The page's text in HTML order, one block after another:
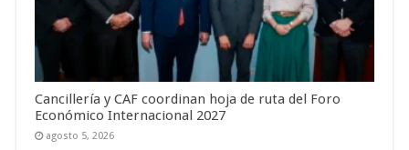
Cancillería y CAF coordinan hoja de ruta del Foro
Económico Internacional 2027
agosto 5, 2026